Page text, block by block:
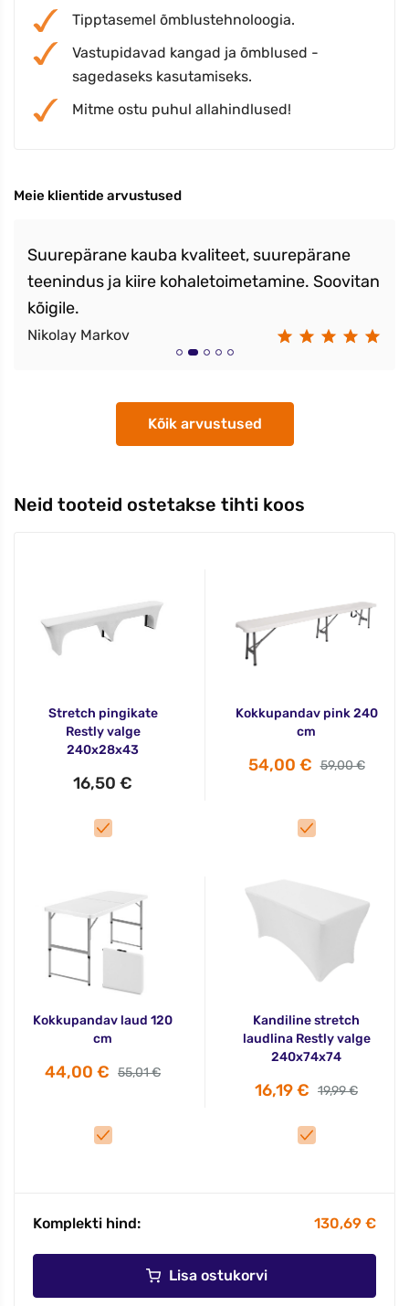
Tipptasemel õmblustehnoloogia.
Vastupidavad kangad ja õmblused -
sagedaseks kasutamiseks.
Mitme ostu puhul allahindlused!
Meie klientide arvustused
Suurepärane kauba kvaliteet, suurepärane
teenindus ja kiire kohaletoimetamine. Soovitan
kõigile.
Nikolay Markov
Kõik arvustused
Neid tooteid ostetakse tihti koos
Stretch pingikate
Restly valge
240x28x43
16,50 €
Kokkupandav pink 240
cm
54,00 € 59,00 €
Kokkupandav laud 120
cm
44,00 € 55,01 €
Kandiline stretch
laudlina Restly valge
240x74x74
16,19 € 19,99 €
Komplekti hind: 130,69 €
Lisa ostukorvi